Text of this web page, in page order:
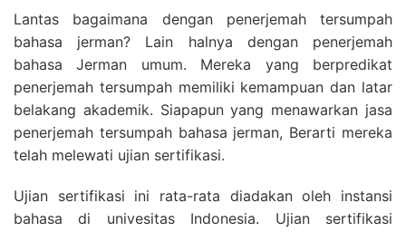
Lantas bagaimana dengan penerjemah tersumpah
bahasa jerman? Lain halnya dengan penerjemah
bahasa Jerman umum. Mereka yang berpredikat
penerjemah tersumpah memiliki kemampuan dan latar
belakang akademik. Siapapun yang menawarkan jasa
penerjemah tersumpah bahasa jerman, Berarti mereka
telah melewati ujian sertifikasi.
Ujian sertifikasi ini rata-rata diadakan oleh instansi
bahasa di univesitas Indonesia. Ujian sertifikasi